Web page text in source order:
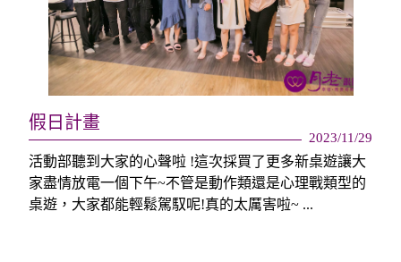
假日計畫
2023/11/29
活動部聽到大家的心聲啦 !這次採買了更多新桌遊讓大
家盡情放電一個下午~不管是動作類還是心理戰類型的
桌遊，大家都能輕鬆駕馭呢!真的太厲害啦~ ...